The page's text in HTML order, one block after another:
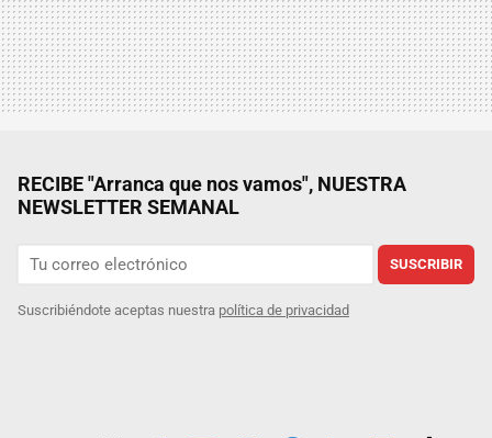
RECIBE "Arranca que nos vamos", NUESTRA
NEWSLETTER SEMANAL
SUSCRIBIR
Suscribiéndote aceptas nuestra política de privacidad